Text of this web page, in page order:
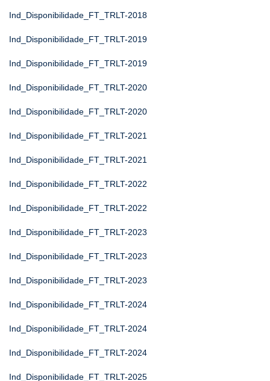
Ind_Disponibilidade_FT_TRLT-2018
Ind_Disponibilidade_FT_TRLT-2019
Ind_Disponibilidade_FT_TRLT-2019
Ind_Disponibilidade_FT_TRLT-2020
Ind_Disponibilidade_FT_TRLT-2020
Ind_Disponibilidade_FT_TRLT-2021
Ind_Disponibilidade_FT_TRLT-2021
Ind_Disponibilidade_FT_TRLT-2022
Ind_Disponibilidade_FT_TRLT-2022
Ind_Disponibilidade_FT_TRLT-2023
Ind_Disponibilidade_FT_TRLT-2023
Ind_Disponibilidade_FT_TRLT-2023
Ind_Disponibilidade_FT_TRLT-2024
Ind_Disponibilidade_FT_TRLT-2024
Ind_Disponibilidade_FT_TRLT-2024
Ind_Disponibilidade_FT_TRLT-2025